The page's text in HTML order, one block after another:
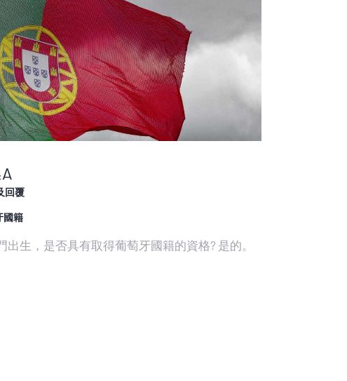
回覆
國籍
出生，是否具有取得葡萄牙國籍的資格? 是的。